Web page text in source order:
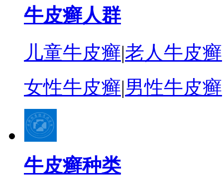
牛皮癣人群
儿童牛皮癣|老人牛皮癣
女性牛皮癣|男性牛皮癣
牛皮癣种类